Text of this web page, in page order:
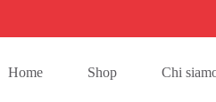
Home Shop Chi